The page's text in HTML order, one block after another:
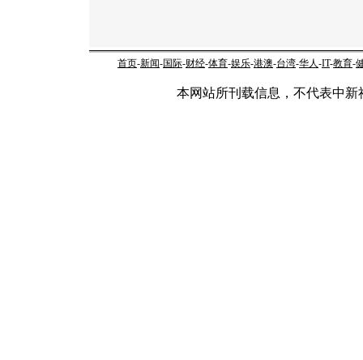
首页-新闻-国际-财经-体育-娱乐-港澳-台湾-华人-IT-教育-
本网站所刊载信息，不代表中